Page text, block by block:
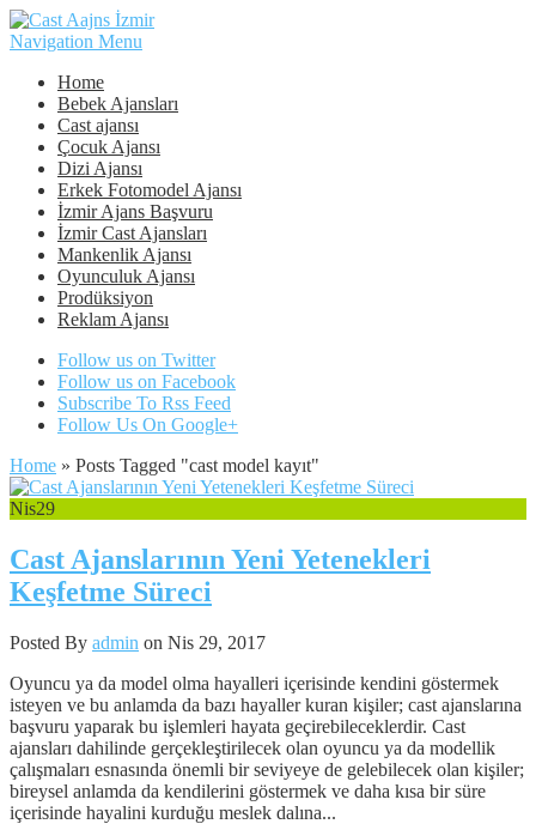
Navigation Menu
Home
Bebek Ajansları
Cast ajansı
Çocuk Ajansı
Dizi Ajansı
Erkek Fotomodel Ajansı
İzmir Ajans Başvuru
İzmir Cast Ajansları
Mankenlik Ajansı
Oyunculuk Ajansı
Prodüksiyon
Reklam Ajansı
Follow us on Twitter
Follow us on Facebook
Subscribe To Rss Feed
Follow Us On Google+
Home » Posts Tagged "cast model kayıt"
Nis29
Cast Ajanslarının Yeni Yetenekleri
Keşfetme Süreci
Posted By admin on Nis 29, 2017
Oyuncu ya da model olma hayalleri içerisinde kendini göstermek
isteyen ve bu anlamda da bazı hayaller kuran kişiler; cast ajanslarına
başvuru yaparak bu işlemleri hayata geçirebileceklerdir. Cast
ajansları dahilinde gerçekleştirilecek olan oyuncu ya da modellik
çalışmaları esnasında önemli bir seviyeye de gelebilecek olan kişiler;
bireysel anlamda da kendilerini göstermek ve daha kısa bir süre
içerisinde hayalini kurduğu meslek dalına...